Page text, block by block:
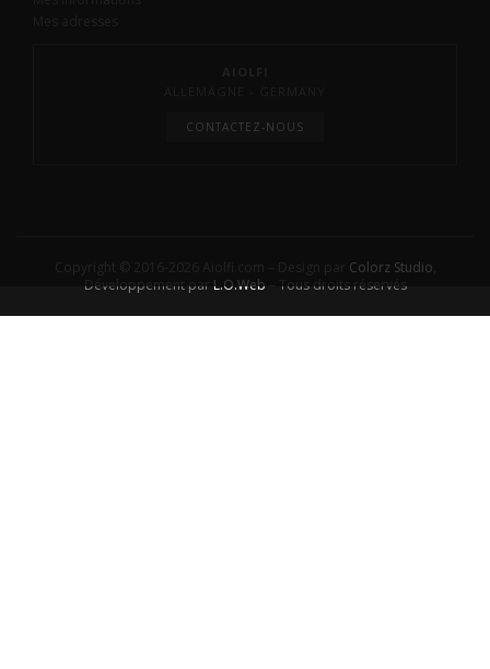
CONTACTEZ-NOUS
Colorz Studio
Développement par L.O.Web – Tous droits réservés